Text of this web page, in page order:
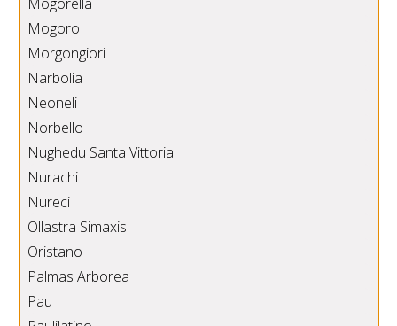
Mogoro
Morgongiori
Narbolia
Neoneli
Norbello
Nughedu Santa Vittoria
Nurachi
Nureci
Ollastra Simaxis
Oristano
Palmas Arborea
Pau